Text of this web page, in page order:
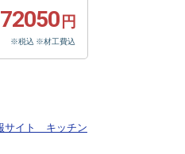
72050 円
※税込 ※材工費込